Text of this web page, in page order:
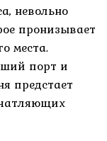
невольно
пронизывает
места.
порт и
предстает